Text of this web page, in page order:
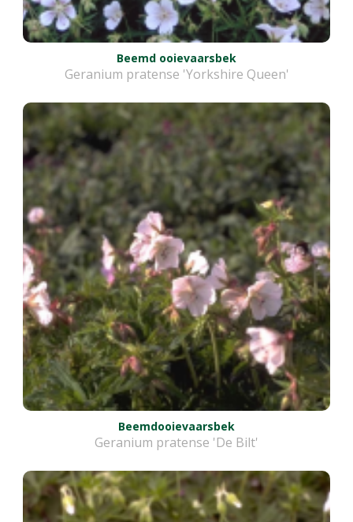
Beemd ooievaarsbek
Geranium pratense 'Yorkshire Queen'
Beemdooievaarsbek
Geranium pratense 'De Bilt'